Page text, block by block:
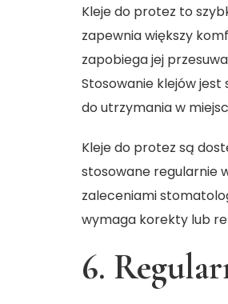
Kleje do protez to
zapewnia większy
zapobiega jej
Stosowanie klejów
do utrzymania w
Kleje do protez są
stosowane regularnie
zaleceniami
wymaga korekty lub
6.